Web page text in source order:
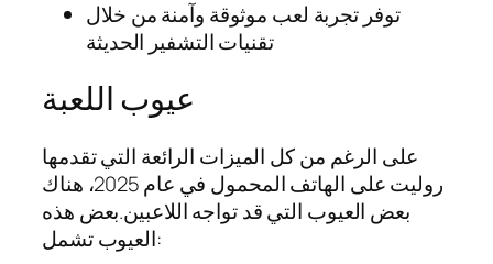
توفر تجربة لعب موثوقة وآمنة من خلال
تقنيات التشفير الحديثة
عيوب اللعبة
على الرغم من كل الميزات الرائعة التي تقدمها
روليت على الهاتف المحمول في عام 2025، هناك
بعض العيوب التي قد تواجه اللاعبين.بعض هذه
العيوب تشمل: